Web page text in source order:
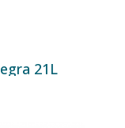
21L